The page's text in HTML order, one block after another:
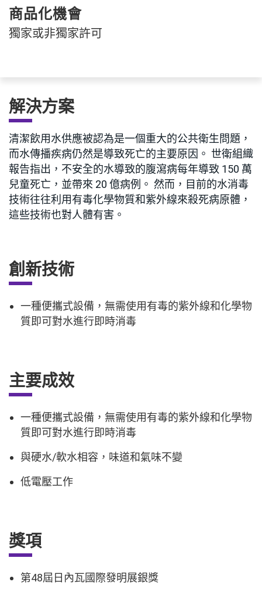
商品化機會
獨家或非獨家許可
解決方案
清潔飲用水供應被認為是一個重大的公共衛生問題，
而水傳播疾病仍然是導致死亡的主要原因。 世衛組織
報告指出，不安全的水導致的腹瀉病每年導致 150 萬
兒童死亡，並帶來 20 億病例。 然而，目前的水消毒
技術往往利用有毒化學物質和紫外線來殺死病原體，
這些技術也對人體有害。
創新技術
一種便攜式設備，無需使用有毒的紫外線和化學物
質即可對水進行即時消毒
主要成效
一種便攜式設備，無需使用有毒的紫外線和化學物
質即可對水進行即時消毒
與硬水/軟水相容，味道和氣味不變
低電壓工作
獎項
第48屆日內瓦國際發明展銀獎